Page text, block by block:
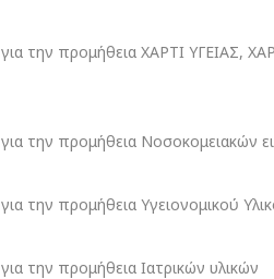
την προμήθεια ΧΑΡΤΙ ΥΓΕΙΑΣ,
την προμήθεια Νοσοκομειακών
την προμήθεια Υγειονομικού
την προμήθεια Ιατρικών υλικών